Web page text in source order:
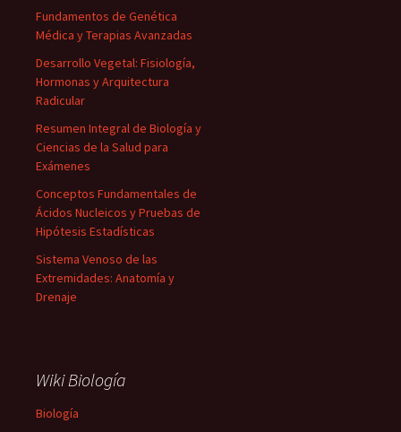
Fundamentos de Genética
Médica y Terapias Avanzadas
Desarrollo Vegetal: Fisiología,
Hormonas y Arquitectura
Radicular
Resumen Integral de Biología y
Ciencias de la Salud para
Exámenes
Conceptos Fundamentales de
Ácidos Nucleicos y Pruebas de
Hipótesis Estadísticas
Sistema Venoso de las
Extremidades: Anatomía y
Drenaje
Wiki Biología
Biología